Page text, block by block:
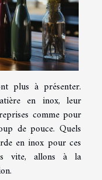
plus à présenter.
en inox, leur
comme pour
de pouce. Quels
en inox pour ces
vite, allons à la